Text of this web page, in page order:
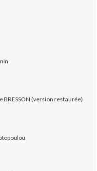
BRESSON (version restaurée)